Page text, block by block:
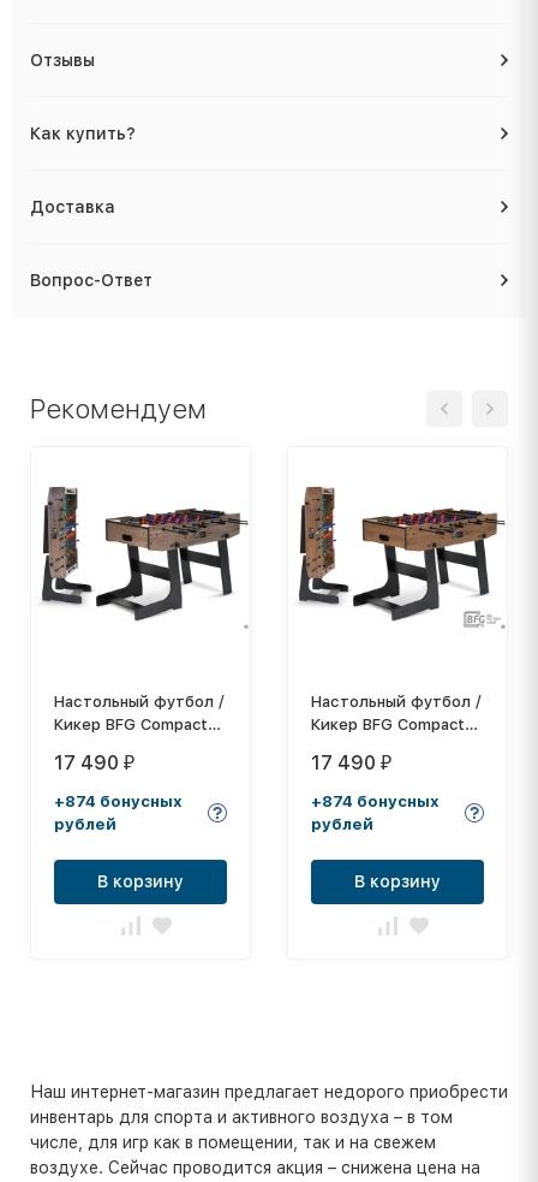
Отзывы
Как купить?
Доставка
Вопрос-Ответ
Рекомендуем
Настольный футбол /
Кикер BFG Compact
17 490 ₽
+874 бонусных
рублей
В корзину
Настольный футбол /
Кикер BFG Compact
17 490 ₽
+874 бонусных
рублей
В корзину
Наш интернет-магазин предлагает недорого приобрести
инвентарь для спорта и активного воздуха – в том
числе, для игр как в помещении, так и на свежем
воздухе. Сейчас проводится акция – снижена цена на